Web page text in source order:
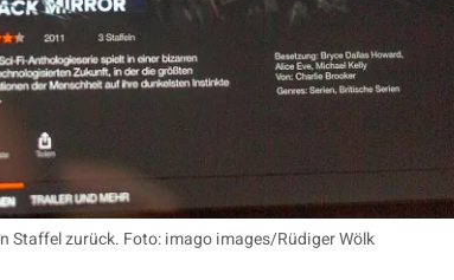
Staffel zurück. Foto: imago images/Rüdiger Wölk